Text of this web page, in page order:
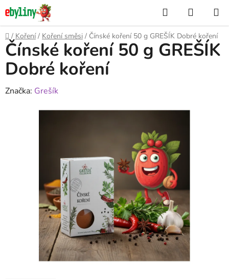
Přejít
na
obsah
Hledat
KOŠÍK
Domů
/ Koření / Koření směsi / Čínské koření 50 g GREŠÍK Dobré koření
Čínské koření 50 g GREŠÍK
Dobré koření
Značka: Grešík